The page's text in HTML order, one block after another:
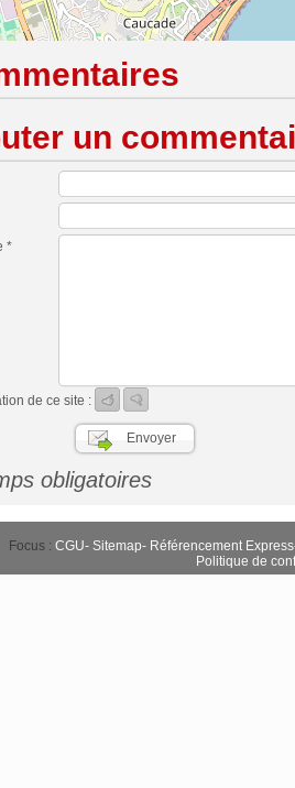
un
*
de ce site :
obligatoires
Focus : CGU- Sitemap- Référencement Express
Politique de